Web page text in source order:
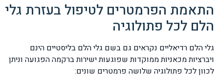
התאמת הפרמטרים לטיפול בעזרת גלי
הלם לכל פתולוגיה
גלי הלם רדיאליים נקראים גם בשם גלי הלם בליסטיים הינם
ויברציות מכאניות ממוקדות שפוגעות ישירות ברקמה הפגועה וניתן
לכוון לכל פתולוגיה שלושה פרמטרים שונים: